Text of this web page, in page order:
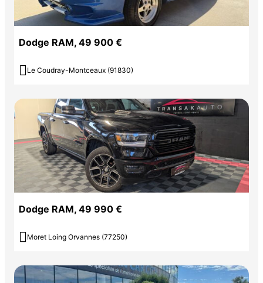
Dodge RAM, 49 900 €
 Le Coudray-Montceaux (91830)
Dodge RAM, 49 990 €
 Moret Loing Orvannes (77250)